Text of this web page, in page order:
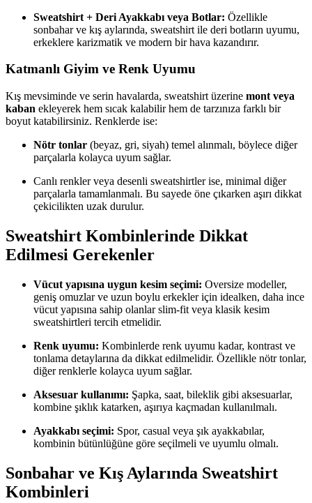
Sweatshirt + Deri Ayakkabı veya Botlar: Özellikle
sonbahar ve kış aylarında, sweatshirt ile deri botların uyumu,
erkeklere karizmatik ve modern bir hava kazandırır.
Katmanlı Giyim ve Renk Uyumu
Kış mevsiminde ve serin havalarda, sweatshirt üzerine mont veya
kaban ekleyerek hem sıcak kalabilir hem de tarzınıza farklı bir
boyut katabilirsiniz. Renklerde ise:
Nötr tonlar (beyaz, gri, siyah) temel alınmalı, böylece diğer
parçalarla kolayca uyum sağlar.
Canlı renkler veya desenli sweatshirtler ise, minimal diğer
parçalarla tamamlanmalı. Bu sayede öne çıkarken aşırı dikkat
çekicilikten uzak durulur.
Sweatshirt Kombinlerinde Dikkat
Edilmesi Gerekenler
Vücut yapısına uygun kesim seçimi: Oversize modeller,
geniş omuzlar ve uzun boylu erkekler için idealken, daha ince
vücut yapısına sahip olanlar slim-fit veya klasik kesim
sweatshirtleri tercih etmelidir.
Renk uyumu: Kombinlerde renk uyumu kadar, kontrast ve
tonlama detaylarına da dikkat edilmelidir. Özellikle nötr tonlar,
diğer renklerle kolayca uyum sağlar.
Aksesuar kullanımı: Şapka, saat, bileklik gibi aksesuarlar,
kombine şıklık katarken, aşırıya kaçmadan kullanılmalı.
Ayakkabı seçimi: Spor, casual veya şık ayakkabılar,
kombinin bütünlüğüne göre seçilmeli ve uyumlu olmalı.
Sonbahar ve Kış Aylarında Sweatshirt
Kombinleri